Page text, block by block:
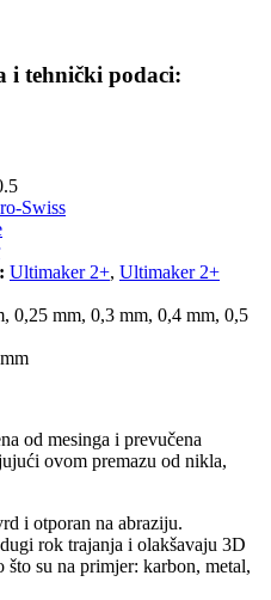
i tehnički podaci:
Swiss
Ultimaker 2+, Ultimaker 2+
0,25 mm, 0,3 mm, 0,4 mm, 0,5
od mesinga i prevučena
ovom premazu od nikla,
i otporan na abraziju.
rok trajanja i olakšavaju 3D
su na primjer: karbon, metal,